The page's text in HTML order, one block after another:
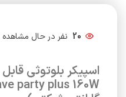
20 نفر در حال
اسپیکر بلوتوثی